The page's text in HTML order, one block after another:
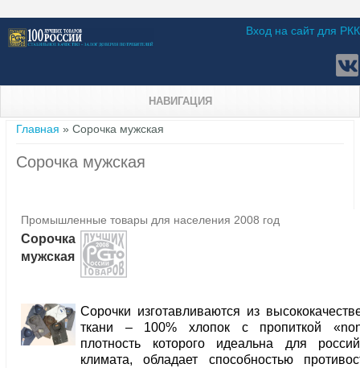
Вход на сайт для РКК
НАВИГАЦИЯ
Вы здесь
Главная » Сорочка мужская
Сорочка мужская
Промышленные товары для населения 2008 год
Сорочка
мужская
Сорочки изготавливаются из
ткани – 100% хлопок с пропиткой
плотность которого идеальна для
климата, обладает способностью